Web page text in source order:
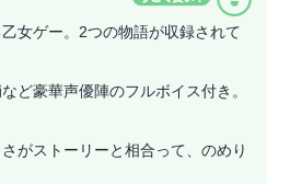
女ゲー。2つの物語が収録されて
ど豪華声優陣のフルボイス付き。
がストーリーと相合って、のめり